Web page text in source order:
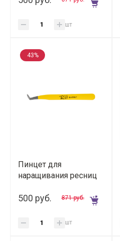
шт
43%
Пинцет для
наращивания ресниц
сапожок" (Yellow Line)
500 руб. 871 руб.
шт